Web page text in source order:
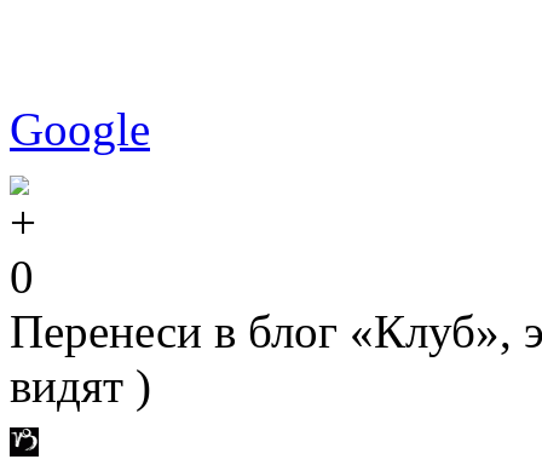
Google
0
Перенеси в блог «Клуб»,
видят )